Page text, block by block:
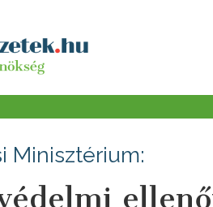
Minisztérium: